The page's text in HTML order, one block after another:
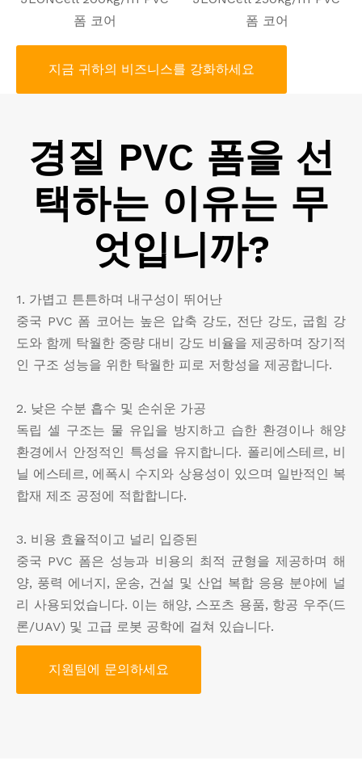
폼 코어
폼 코어
지금 귀하의 비즈니스를 강화하세요
경질 PVC 폼을 선
택하는 이유는 무
엇입니까?
1. 가볍고 튼튼하며 내구성이 뛰어난
중국 PVC 폼 코어는 높은 압축 강도, 전단 강도, 굽힘 강
도와 함께 탁월한 중량 대비 강도 비율을 제공하며 장기적
인 구조 성능을 위한 탁월한 피로 저항성을 제공합니다.
2. 낮은 수분 흡수 및 손쉬운 가공
독립 셀 구조는 물 유입을 방지하고 습한 환경이나 해양
환경에서 안정적인 특성을 유지합니다. 폴리에스테르, 비
닐 에스테르, 에폭시 수지와 상용성이 있으며 일반적인 복
합재 제조 공정에 적합합니다.
3. 비용 효율적이고 널리 입증된
중국 PVC 폼은 성능과 비용의 최적 균형을 제공하며 해
양, 풍력 에너지, 운송, 건설 및 산업 복합 응용 분야에 널
리 사용되었습니다. 이는 해양, 스포츠 용품, 항공 우주(드
론/UAV) 및 고급 로봇 공학에 걸쳐 있습니다.
지원팀에 문의하세요